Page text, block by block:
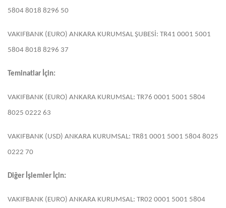
5804 8018 8296 50
VAKIFBANK (EURO) ANKARA KURUMSAL ŞUBESİ: TR41 0001 5001
5804 8018 8296 37
Teminatlar İçin:
VAKIFBANK (EURO) ANKARA KURUMSAL: TR76 0001 5001 5804
8025 0222 63
VAKIFBANK (USD) ANKARA KURUMSAL: TR81 0001 5001 5804 8025
0222 70
Diğer İşlemler İçin:
VAKIFBANK (EURO) ANKARA KURUMSAL: TR02 0001 5001 5804